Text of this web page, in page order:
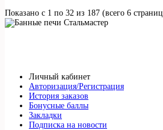
Показано с 1 по 32 из 187 (всего 6
Личный кабинет
Авторизация/Регистрация
История заказов
Бонусные баллы
Закладки
Подписка на новости